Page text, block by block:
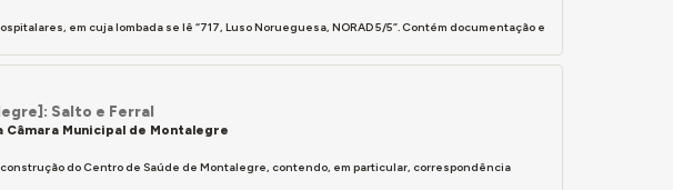
em cuja lombada se lê “717, Luso Norueguesa, NORAD 5/5”. Contém documentação e
Salto e Ferral
Municipal de Montalegre
do Centro de Saúde de Montalegre, contendo, em particular, correspondência